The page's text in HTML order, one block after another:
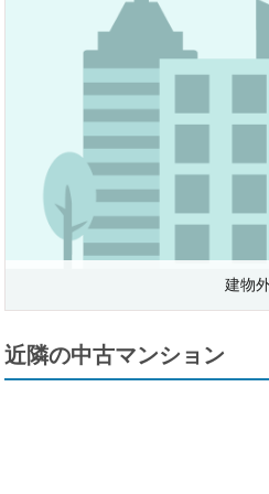
建物
近隣の中古マンション